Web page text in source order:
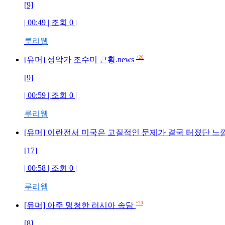
[9]
| 00:49 | 조회 0 |
루리웹
[유머] 성악가 조수미 근황.news +20
[9]
| 00:59 | 조회 0 |
루리웹
[유머] 이란전서 미국은 고질적인 문제가 결국 터졌단 느
[17]
| 00:58 | 조회 0 |
루리웹
[유머] 아주 멍청한 러시아 속담 +20
[8]